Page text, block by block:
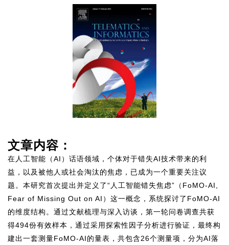
文章内容：
在人工智能（AI）话语领域，个体对于错失AI技术带来的利
益，以及被他人或社会淘汰的焦虑，已成为一个重要关注议
题。本研究首次提出并定义了“人工智能错失焦虑”（FoMO-AI,
Fear of Missing Out on AI）这一概念，系统探讨了FoMO-AI
的维度结构。通过文献梳理与深入访谈，第一轮问卷调查共获
得494份有效样本，通过采用探索性因子分析进行验证，最终构
建出一套测量FoMO-AI的量表，共包含26个测量项，分为AI落